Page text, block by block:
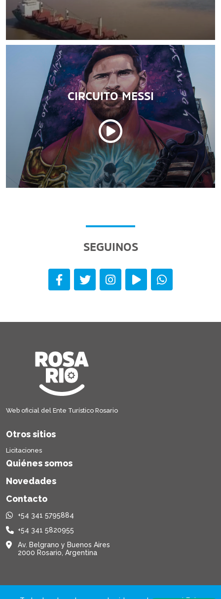
CIRCUITO MESSI
SEGUINOS
Web oficial del Ente Turístico Rosario
Otros sitios
Licitaciones
Quiénes somos
Novedades
Contacto
+54 341 5795884
+54 341 5820955
Av. Belgrano y Buenos Aires
2000 Rosario, Argentina